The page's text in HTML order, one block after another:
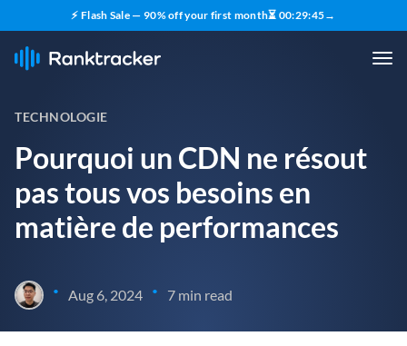
⚡ Flash Sale — 90% off your first month⏳ 00:29:44→
TECHNOLOGIE
Pourquoi un CDN ne résout
pas tous vos besoins en
matière de performances
• Aug 6, 2024 • 7 min read